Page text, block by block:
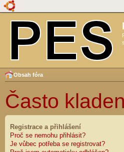
Obsah fóra
Často
Registrace a přihlášení
Proč se nemohu přihlásit?
Je vůbec potřeba se registrovat?